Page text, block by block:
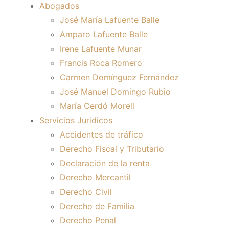
Abogados
José María Lafuente Balle
Amparo Lafuente Balle
Irene Lafuente Munar
Francis Roca Romero
Carmen Domínguez Fernández
José Manuel Domingo Rubio
María Cerdó Morell
Servicios Juridicos
Accidentes de tráfico
Derecho Fiscal y Tributario
Declaración de la renta
Derecho Mercantil
Derecho Civil
Derecho de Familia
Derecho Penal